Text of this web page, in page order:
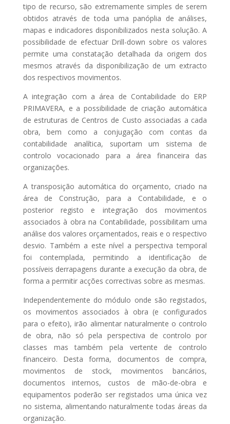
tipo de recurso, são extremamente simples de serem
obtidos através de toda uma panóplia de análises,
mapas e indicadores disponibilizados nesta solução. A
possibilidade de efectuar Drill-down sobre os valores
permite uma constatação detalhada da origem dos
mesmos através da disponibilização de um extracto
dos respectivos movimentos.
A integração com a área de Contabilidade do ERP
PRIMAVERA, e a possibilidade de criação automática
de estruturas de Centros de Custo associadas a cada
obra, bem como a conjugação com contas da
contabilidade analítica, suportam um sistema de
controlo vocacionado para a área financeira das
organizações.
A transposição automática do orçamento, criado na
área de Construção, para a Contabilidade, e o
posterior registo e integração dos movimentos
associados à obra na Contabilidade, possibilitam uma
análise dos valores orçamentados, reais e o respectivo
desvio. Também a este nível a perspectiva temporal
foi contemplada, permitindo a identificação de
possíveis derrapagens durante a execução da obra, de
forma a permitir acções correctivas sobre as mesmas.
Independentemente do módulo onde são registados,
os movimentos associados à obra (e configurados
para o efeito), irão alimentar naturalmente o controlo
de obra, não só pela perspectiva de controlo por
classes mas também pela vertente de controlo
financeiro. Desta forma, documentos de compra,
movimentos de stock, movimentos bancários,
documentos internos, custos de mão-de-obra e
equipamentos poderão ser registados uma única vez
no sistema, alimentando naturalmente todas áreas da
organização.